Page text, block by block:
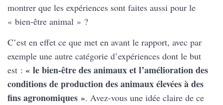
montrer que les expériences sont faites aussi pour le
« bien-être animal » ?
C’est en effet ce que met en avant le rapport, avec par
exemple une autre catégorie d’expériences dont le but
est : « le bien-être des animaux et l’amélioration des
conditions de production des animaux élevées à des
fins agronomiques ». Avez-vous une idée claire de ce